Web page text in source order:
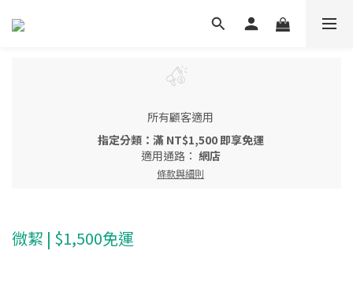
所有顧客適用
指定分類：滿 NT$1,500 即享免運
適用通路： 網店
條款與細則
微絜 | $1,500免運